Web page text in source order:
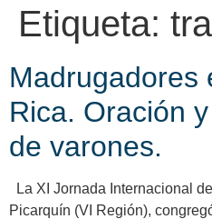
Etiqueta:
Madrugadores
Rica. Oración
de varones.
La XI Jornada Internacional
Picarquín (VI Región),